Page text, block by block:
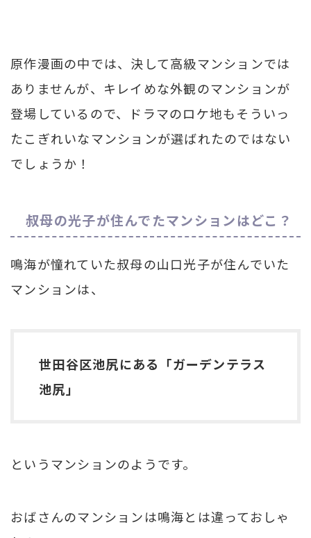
原作漫画の中では、決して高級マンションでは
ありませんが、キレイめな外観のマンションが
登場しているので、ドラマのロケ地もそういっ
たこぎれいなマンションが選ばれたのではない
でしょうか！
叔母の光子が住んでたマンションはどこ？
鳴海が憧れていた叔母の山口光子が住んでいた
マンションは、
世田谷区池尻にある「ガーデンテラス
池尻」
というマンションのようです。
おばさんのマンションは鳴海とは違っておしゃ